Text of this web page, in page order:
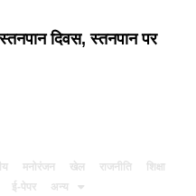
स्तनपान दिवस, स्तनपान पर
मनोरंजन खेल राजनीति
शिक्षा
ई-पेपर अन्य